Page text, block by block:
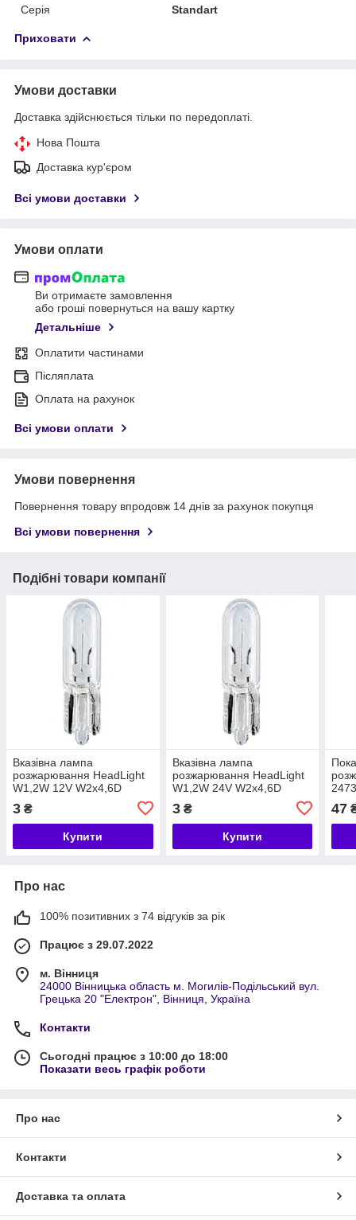
Серія
Standart
Приховати
Умови доставки
Доставка здійснюється тільки по передоплаті.
Нова Пошта
Доставка кур'єром
Всі умови доставки
Умови оплати
Ви отримаєте замовлення
або гроші повернуться на вашу картку
Детальніше
Оплатити частинами
Післяплата
Оплата на рахунок
Всі умови оплати
Умови повернення
Повернення товару впродовж 14 днів за рахунок покупця
Всі умови повернення
Подібні товари компанії
Вказівна лампа
розжарювання HeadLight
W1,2W 12V W2x4,6D
(панель приладів/кнопка)
3 ₴
Купити
Вказівна лампа
розжарювання HeadLight
W1,2W 24V W2x4,6D
(панель приладів/кнопка)
3₴
Купити
47
Про нас
100% позитивних з 74 відгуків за рік
Працює з 29.07.2022
м. Вінниця
24000 Вінницька область м. Могилів-Подільський вул.
Грецька 20 "Електрон", Вінниця, Україна
Контакти
Сьогодні працює з 10:00 до 18:00
Показати весь графік роботи
Про нас
Контакти
Доставка та оплата